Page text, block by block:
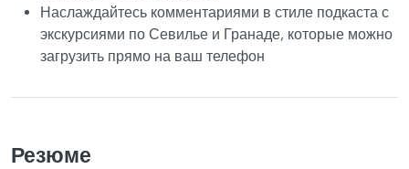
Наслаждайтесь комментариями в стиле подкаста с
экскурсиями по Севилье и Гранаде, которые можно
загрузить прямо на ваш телефон
Резюме